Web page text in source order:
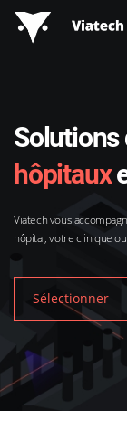
Solutions
hôpitaux
Viatech vous
hôpital, votre clinique
Sélectionner